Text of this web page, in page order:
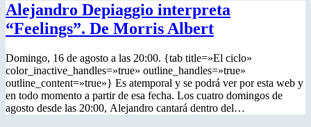
Alejandro Depiaggio interpreta
“Feelings”. De Morris Albert
Domingo, 16 de agosto a las 20:00. {tab title=»El ciclo»
color_inactive_handles=»true» outline_handles=»true»
outline_content=»true»} Es atemporal y se podrá ver por esta web y
en todo momento a partir de esa fecha. Los cuatro domingos de
agosto desde las 20:00, Alejandro cantará dentro del…